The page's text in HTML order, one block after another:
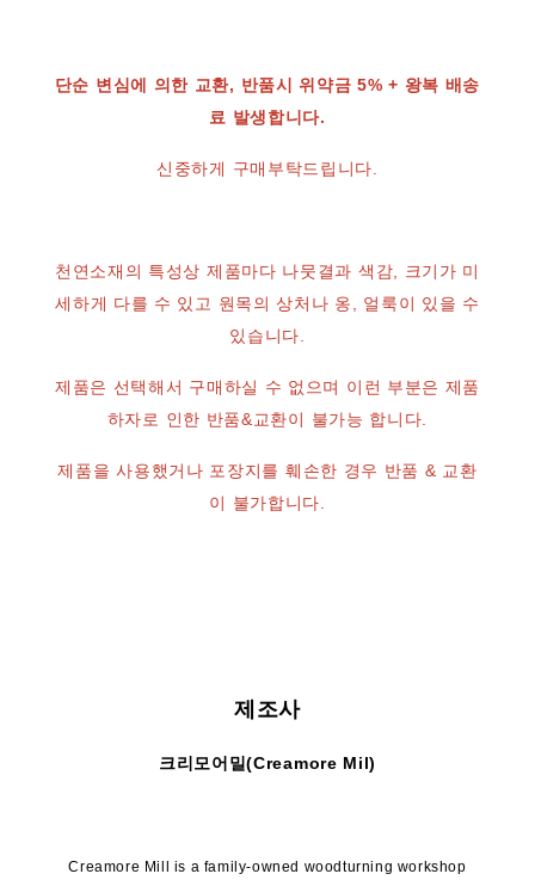
단순 변심에 의한 교환, 반품시 위약금 5% + 왕복 배송
료 발생합니다.
신중하게 구매부탁드립니다.
천연소재의 특성상 제품마다 나뭇결과 색감, 크기가 미
세하게 다를 수 있고 원목의 상처나 옹, 얼룩이 있을 수
있습니다.
제품은 선택해서 구매하실 수 없으며 이런 부분은 제품
하자로 인한 반품&교환이 불가능 합니다.
제품을 사용했거나 포장지를 훼손한 경우 반품 & 교환
이 불가합니다.
제조사
크리모어밀(Creamore Mil)
Creamore Mill is a family-owned woodturning workshop